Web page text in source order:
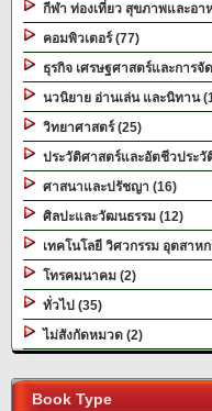
กีฬา ท่องเที่ยว สุขภาพและอา
คอมพิวเตอร์ (77)
ธุรกิจ เศรษฐศาสตร์และการจั
นวนิยาย อ่านเล่น และนิทาน
วิทยาศาสตร์ (25)
ประวัติศาสตร์และอัตชีวประวั
ศาสนาและปรัชญา (16)
ศิลปะและวัฒนธรรม (12)
เทคโนโลยี วิศวกรรม อุตสาห
โทรคมนาคม (2)
ทั่วไป (35)
ไม่สังกัดหมวด (2)
Book Type